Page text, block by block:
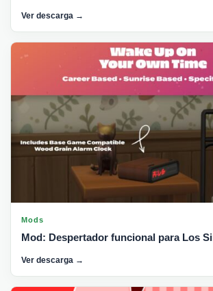
Ver descarga →
Mods
Mod: Despertador funcional para Los
Ver descarga →